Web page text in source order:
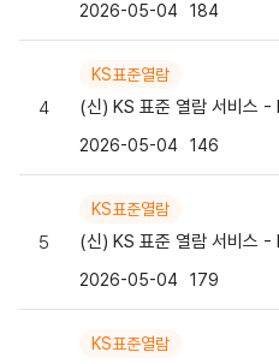
2026-05-04 184
4
KS표준열람
2026-05-04 146
5
KS표준열람
2026-05-04 179
KS표준열람